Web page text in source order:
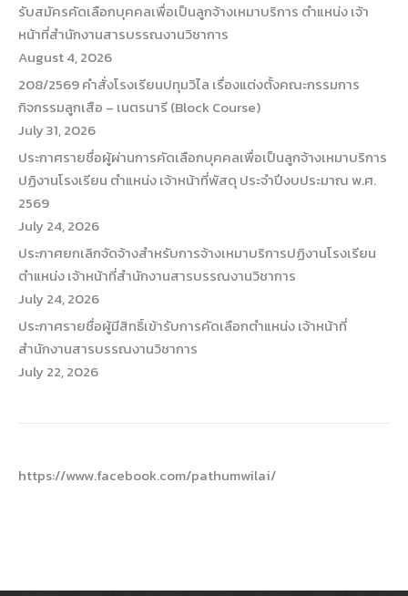
รับสมัครคัดเลือกบุคคลเพื่อเป็นลูกจ้างเหมาบริการ ตำแหน่ง เจ้า
หน้าที่สำนักงานสารบรรณงานวิชาการ
August 4, 2026
208/2569 คำสั่งโรงเรียนปทุมวิไล เรื่องแต่งตั้งคณะกรรมการ
กิจกรรมลูกเสือ – เนตรนารี (Block Course)
July 31, 2026
ประกาศรายชื่อผู้ผ่านการคัดเลือกบุคคลเพื่อเป็นลูกจ้างเหมาบริการ
ปฏิงานโรงเรียน ตำแหน่ง เจ้าหน้าที่พัสดุ ประจำปีงบประมาณ พ.ศ.
2569
July 24, 2026
ประกาศยกเลิกจัดจ้างสำหรับการจ้างเหมาบริการปฏิงานโรงเรียน
ตำแหน่ง เจ้าหน้าที่สำนักงานสารบรรณงานวิชาการ
July 24, 2026
ประกาศรายชื่อผู้มีสิทธิ์เข้ารับการคัดเลือกตำแหน่ง เจ้าหน้าที่
สำนักงานสารบรรณงานวิชาการ
July 22, 2026
https://www.facebook.com/pathumwilai/